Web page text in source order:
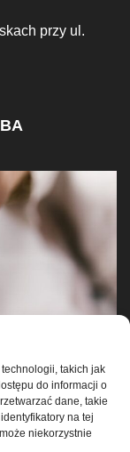
takich jak
do informacji o
dane, takie
na tej
niekorzystnie
przy ul.